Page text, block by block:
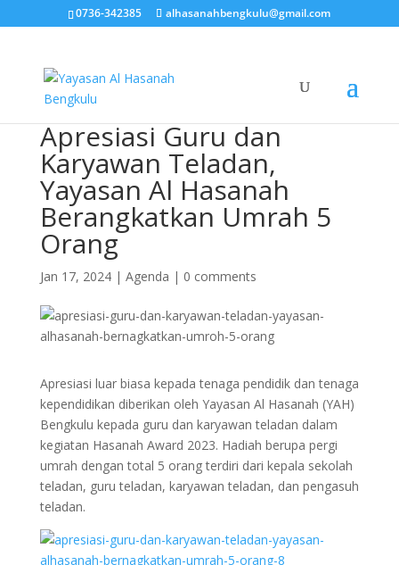
0736-342385 alhasanahbengkulu@gmail.com
Apresiasi Guru dan
Karyawan Teladan,
Yayasan Al Hasanah
Berangkatkan Umrah 5
Orang
Jan 17, 2024| Agenda | 0 comments
Apresiasi luar biasa kepada tenaga pendidik dan tenaga
kependidikan diberikan oleh Yayasan Al Hasanah (YAH)
Bengkulu kepada guru dan karyawan teladan dalam
kegiatan Hasanah Award 2023. Hadiah berupa pergi
umrah dengan total 5 orang terdiri dari kepala sekolah
teladan, guru teladan, karyawan teladan, dan pengasuh
teladan.